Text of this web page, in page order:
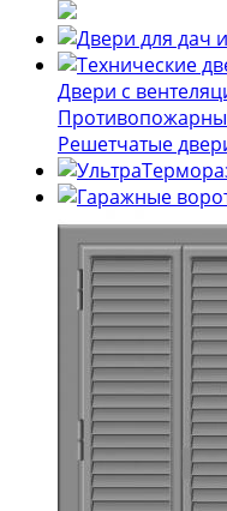
Двери с
Решетчатые